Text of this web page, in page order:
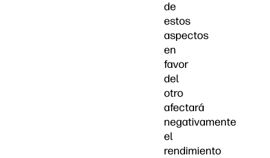
de
estos
aspectos
en
favor
del
otro
afectará
negativamente
el
rendimiento